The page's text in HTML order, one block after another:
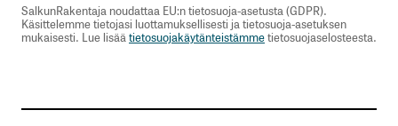
SalkunRakentaja noudattaa EU:n tietosuoja-asetusta (GDPR).
Käsittelemme tietojasi luottamuksellisesti ja tietosuoja-asetuksen
mukaisesti. Lue lisää tietosuojakäytänteistämmetietosuojaselosteesta.